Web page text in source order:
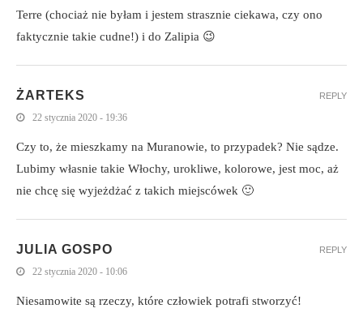
Terre (chociaż nie byłam i jestem strasznie ciekawa, czy ono
faktycznie takie cudne!) i do Zalipia 😉
ŻARTEKS
22 stycznia 2020 - 19:36
Czy to, że mieszkamy na Muranowie, to przypadek? Nie sądze.
Lubimy własnie takie Włochy, urokliwe, kolorowe, jest moc, aż
nie chcę się wyjeżdżać z takich miejscówek 🙂
REPLY
JULIA GOSPO
22 stycznia 2020 - 10:06
Niesamowite są rzeczy, które człowiek potrafi stworzyć!
REPLY